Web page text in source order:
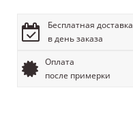
Бесплатная доставка
в день заказа
Оплата
после примерки